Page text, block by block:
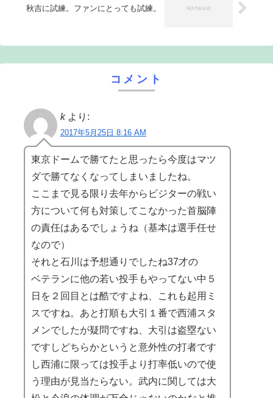
秋吉に試練。ファンにとっても試練。
コメント
k より:
2017年5月25日 8:16 AM
東京ドームで勝てたと思ったら今度はマツ
ダで勝てなくなってしまいましたね。
ここまで見る限り去年からビジターの戦い
方について何も対策してこなかった首脳陣
の責任はあるでしょうね（基本は選手任せ
なので）
それと石川は予想通りでしたね37才の
ベテランに他の若い投手もやってない中５
日を２回目とは酷ですよね、これも起用ミ
スですね。あと打順も大引１番で西浦スタ
メンでしたが疑問ですね、大引は盗塁ない
ですしどちらかというと意外性の打者です
し西浦に限っては投手より打率低いので使
う理由が見当たらない。武内に関しては大